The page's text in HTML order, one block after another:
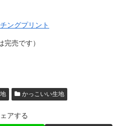
ングプリント
完売です）
かっこいい生地
アする